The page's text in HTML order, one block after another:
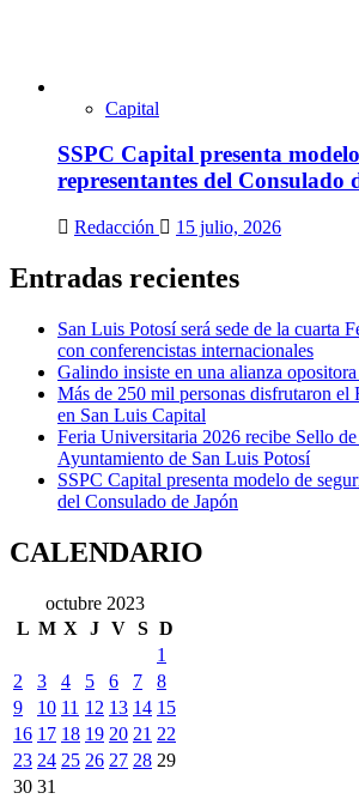
Capital
SSPC Capital presenta
representantes del Consulado
Redacción 15 julio, 2026
Entradas recientes
San Luis Potosí será sede de la cuarta
con conferencistas internacionales
Galindo insiste en una alianza
Más de 250 mil personas disfrutaron el
en San Luis Capital
Feria Universitaria 2026 recibe Sello
Ayuntamiento de San Luis Potosí
SSPC Capital presenta modelo de
del Consulado de Japón
CALENDARIO
octubre 2023
L M X J V S D
1
2
3 4 5 6 7
8
9
10 11 12 13 14 15
16 17 18 19 20 21 22
23 24 25 26 27 28 29
30 31